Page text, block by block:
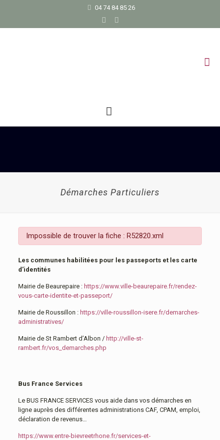
04 74 84 85 26
Démarches Particuliers
Impossible de trouver la fiche : R52820.xml
Les communes habilitées pour les passeports et les carte
d’identités
Mairie de Beaurepaire : https://www.ville-beaurepaire.fr/rendez-
vous-carte-identite-et-passeport/
Mairie de Roussillon : https://ville-roussillon-isere.fr/demarches-
administratives/
Mairie de St Rambert d’Albon / http://ville-st-
rambert.fr/vos_demarches.php
Bus France Services
Le BUS FRANCE SERVICES vous aide dans vos démarches en
ligne auprès des différentes administrations CAF, CPAM, emploi,
déclaration de revenus…
https://www.entre-bievreetrhone.fr/services-et-